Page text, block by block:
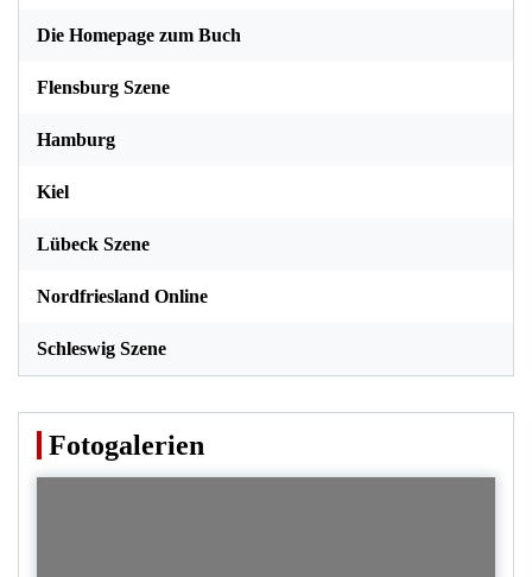
Die Homepage zum Buch
Flensburg Szene
Hamburg
Kiel
Lübeck Szene
Nordfriesland Online
Schleswig Szene
Fotogalerien